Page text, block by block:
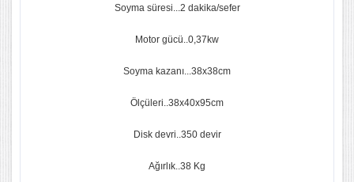
Soyma süresi...2 dakika/sefer
Motor gücü..0,37kw
Soyma kazanı...38x38cm
Ölçüleri..38x40x95cm
Disk devri..350 devir
Ağırlık..38 Kg